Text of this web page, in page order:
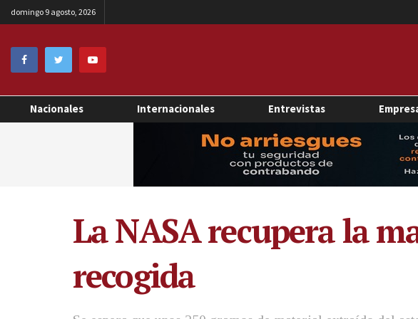
domingo 9 agosto, 2026
Nacionales Internacionales Entrevistas
La NASA recupera la
recogida